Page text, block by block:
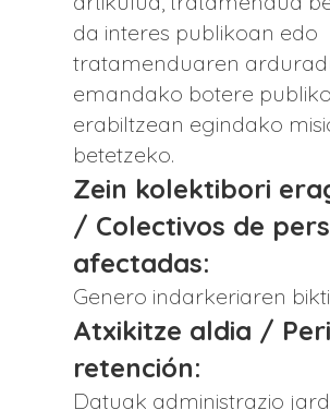
da interes publikoan edo
tratamenduaren
emandako botere
erabiltzean egindako
betetzeko.
Zein kolektibori
/ Colectivos de
afectadas:
Genero indarkeriaren
Atxikitze aldia /
retención:
Datuak administrazio